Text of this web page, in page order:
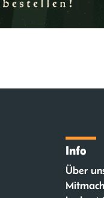
Info
Über